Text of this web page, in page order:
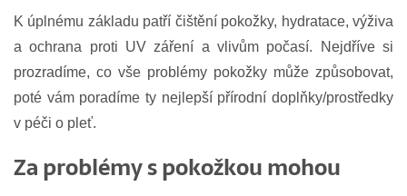
K úplnému základu patří čištění pokožky, hydratace, výživa
a ochrana proti UV záření a vlivům počasí. Nejdříve si
prozradíme, co vše problémy pokožky může způsobovat,
poté vám poradíme ty nejlepší přírodní doplňky/prostředky
v péči o pleť.
Za problémy s pokožkou mohou